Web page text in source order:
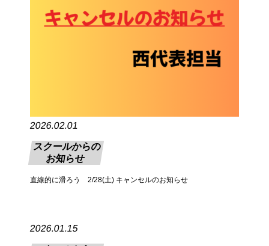
2026.02.01
スクールからの
お知らせ
直線的に滑ろう 2/28(土) キャンセルのお知らせ
2026.01.15